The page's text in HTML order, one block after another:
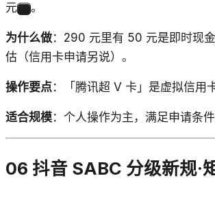
元
。
为什么做：290 元里有 50 元是即时现
估（信用卡申请另说）。
操作要点：「腾讯超 V 卡」是虚拟信用
适合规模：个人操作为主，满足申请条件
06 抖音 SABC 分级新规·